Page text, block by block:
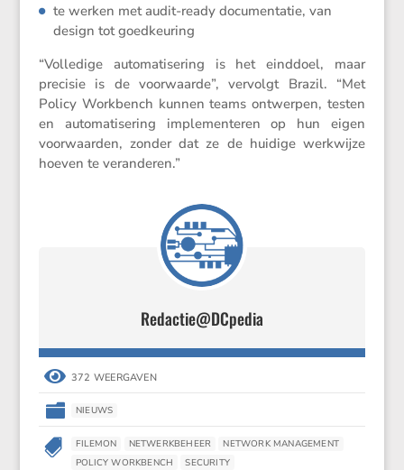
te werken met audit-ready documen­tatie, van
design tot goedkeuring
“Volle­dige automa­ti­se­ring is het einddoel, maar
precisie is de voorwaarde”, vervolgt Brazil. “Met
Policy Workbench kunnen teams ontwerpen, testen
en automa­ti­se­ring imple­men­teren op hun eigen
voorwaarden, zonder dat ze de huidige werkwijze
hoeven te veranderen.”
Redactie@DCpedia
 372 WEERGAVEN
 NIEUWS
 FILEMON NETWERKBEHEER
NETWORK MANAGEMENT
POLICY WORKBENCH
SECURITY